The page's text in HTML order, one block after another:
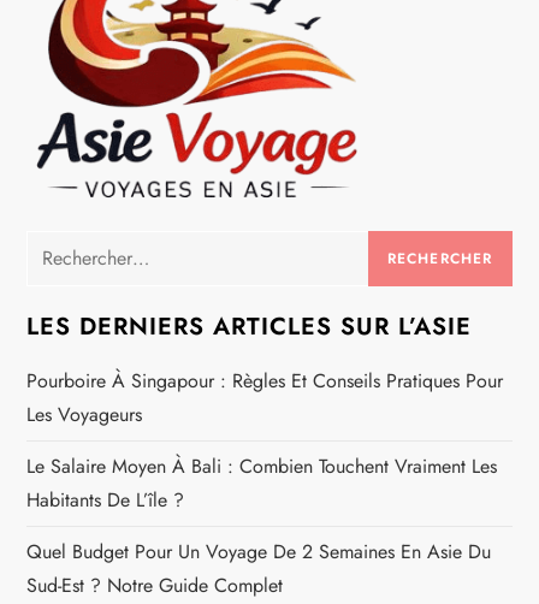
Rechercher :
LES DERNIERS ARTICLES SUR L’ASIE
Pourboire À Singapour : Règles Et Conseils Pratiques Pour
Les Voyageurs
Le Salaire Moyen À Bali : Combien Touchent Vraiment Les
Habitants De L’île ?
Quel Budget Pour Un Voyage De 2 Semaines En Asie Du
Sud-Est ? Notre Guide Complet